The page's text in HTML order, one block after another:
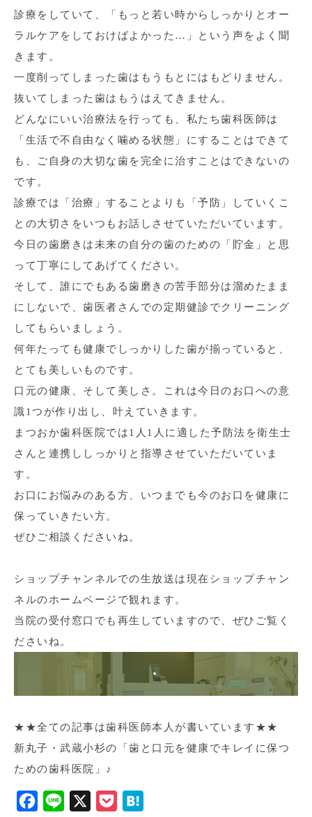
診療をしていて、「もっと若い時からしっかりとオー
ラルケアをしておけばよかった…」という声をよく聞
きます。
一度削ってしまった歯はもうもとにはもどりません。
抜いてしまった歯はもうはえてきません。
どんなにいい治療法を行っても、私たち歯科医師は
「生活で不自由なく噛める状態」にすることはできて
も、ご自身の大切な歯を完全に治すことはできないの
です。
診療では「治療」することよりも「予防」していくこ
との大切さをいつもお話しさせていただいています。
今日の歯磨きは未来の自分の歯のための「貯金」と思
って丁寧にしてあげてください。
そして、誰にでもある歯磨きの苦手部分は溜めたまま
にしないで、歯医者さんでの定期健診でクリーニング
してもらいましょう。
何年たっても健康でしっかりした歯が揃っていると、
とても美しいものです。
口元の健康、そして美しさ。これは今日のお口への意
識1つが作り出し、叶えていきます。
まつおか歯科医院では1人1人に適した予防法を衛生士
さんと連携ししっかりと指導させていただいていま
す。
お口にお悩みのある方、いつまでも今のお口を健康に
保っていきたい方。
ぜひご相談くださいね。
ショップチャンネルでの生放送は現在ショップチャン
ネルのホームページで観れます。
当院の受付窓口でも再生していますので、ぜひご覧く
ださいね。
・
★★全ての記事は歯科医師本人が書いています★★
新丸子・武蔵小杉の「歯と口元を健康でキレイに保つ
ための歯科医院」♪
X